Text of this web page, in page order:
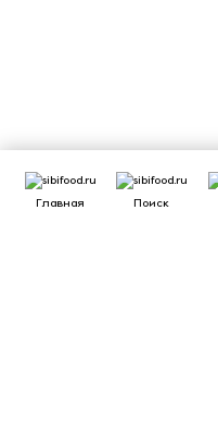
Главная Поиск